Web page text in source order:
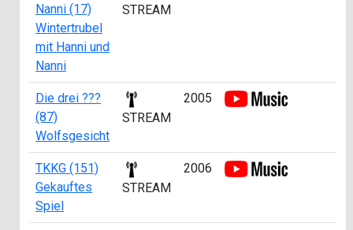
Nanni (17)
Wintertrubel
mit Hanni und
Nanni
STREAM
Die drei ???
(87)
Wolfsgesicht
STREAM
2005
TKKG (151)
Gekauftes
Spiel
STREAM
2006